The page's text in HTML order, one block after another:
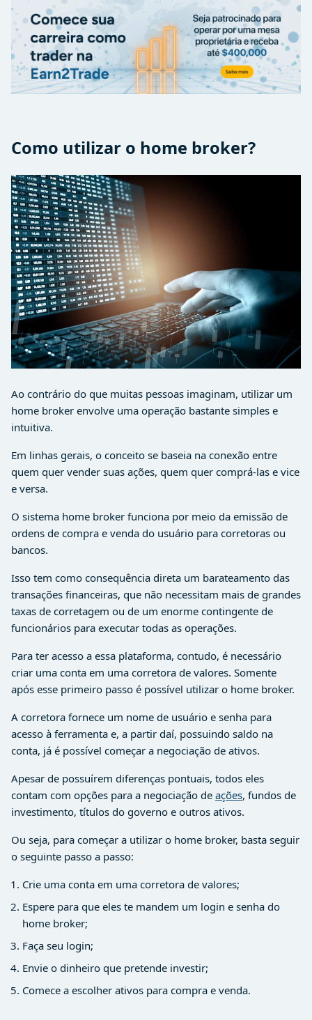
Como utilizar o home broker?
Ao contrário do que muitas pessoas imaginam, utilizar um
home broker envolve uma operação bastante simples e
intuitiva.
Em linhas gerais, o conceito se baseia na conexão entre
quem quer vender suas ações, quem quer comprá-las e vice
e versa.
O sistema home broker funciona por meio da emissão de
ordens de compra e venda do usuário para corretoras ou
bancos.
Isso tem como consequência direta um barateamento das
transações financeiras, que não necessitam mais de grandes
taxas de corretagem ou de um enorme contingente de
funcionários para executar todas as operações.
Para ter acesso a essa plataforma, contudo, é necessário
criar uma conta em uma corretora de valores. Somente
após esse primeiro passo é possível utilizar o home broker.
A corretora fornece um nome de usuário e senha para
acesso à ferramenta e, a partir daí, possuindo saldo na
conta, já é possível começar a negociação de ativos.
Apesar de possuírem diferenças pontuais, todos eles
contam com opções para a negociação de ações, fundos de
investimento, títulos do governo e outros ativos.
Ou seja, para começar a utilizar o home broker, basta seguir
o seguinte passo a passo:
Crie uma conta em uma corretora de valores;
Espere para que eles te mandem um login e senha do
home broker;
Faça seu login;
Envie o dinheiro que pretende investir;
Comece a escolher ativos para compra e venda.